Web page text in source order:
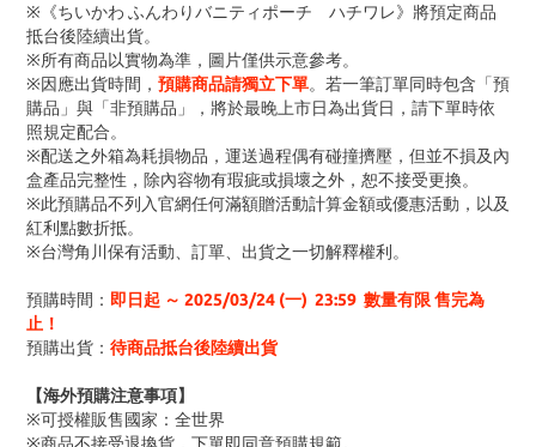
※《ちいかわ ふんわりバニティポーチ ハチワレ》將預定商品
抵台後陸續出貨。
※所有商品以實物為準，圖片僅供示意參考。
※因應出貨時間， 預購商品請獨立下單。若一筆訂單同時包含「預
購品」與「非預購品」，將於最晚上市日為出貨日，請下單時依
照規定配合。
※配送之外箱為耗損物品，運送過程偶有碰撞擠壓，但並不損及內
盒產品完整性，除內容物有瑕疵或損壞之外，恕不接受更換。
※此預購品不列入官網任何滿額贈活動計算金額或優惠活動，以及
紅利點數折抵。
※台灣角川保有活動、訂單、出貨之一切解釋權利。
預購時間： 即日起 ～ 2025/03/24 (一) 23:59 數量有限 售完為
止！
預購出貨： 待商品抵台後陸續出貨
【海外預購注意事項】
※可授權販售國家：全世界